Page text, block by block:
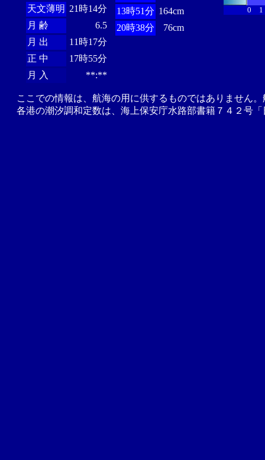
天文薄明 21時14分
月 齢
6.5
月 出
11時17分
正 中
17時55分
月 入
**:**
13時51分 164cm
20時38分
76cm
0 1
ここでの情報は、航海の用に供するものではありません
各港の潮汐調和定数は、海上保安庁水路部書籍７４２号